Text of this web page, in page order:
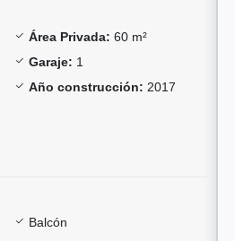
Área Privada: 60 m²
Garaje: 1
Año construcción: 2017
Balcón